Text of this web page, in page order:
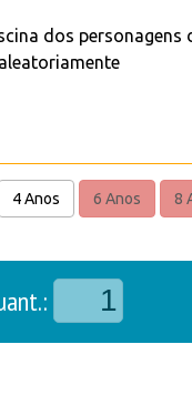
dos personagens
4 Anos 6 Anos 8